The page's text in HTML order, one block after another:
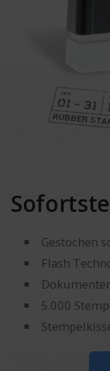
Gestochen
Flash
5.000